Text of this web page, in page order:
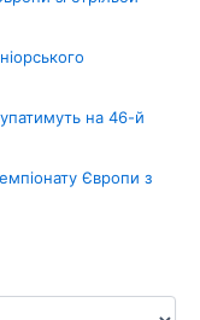
на 46-й
Європи з